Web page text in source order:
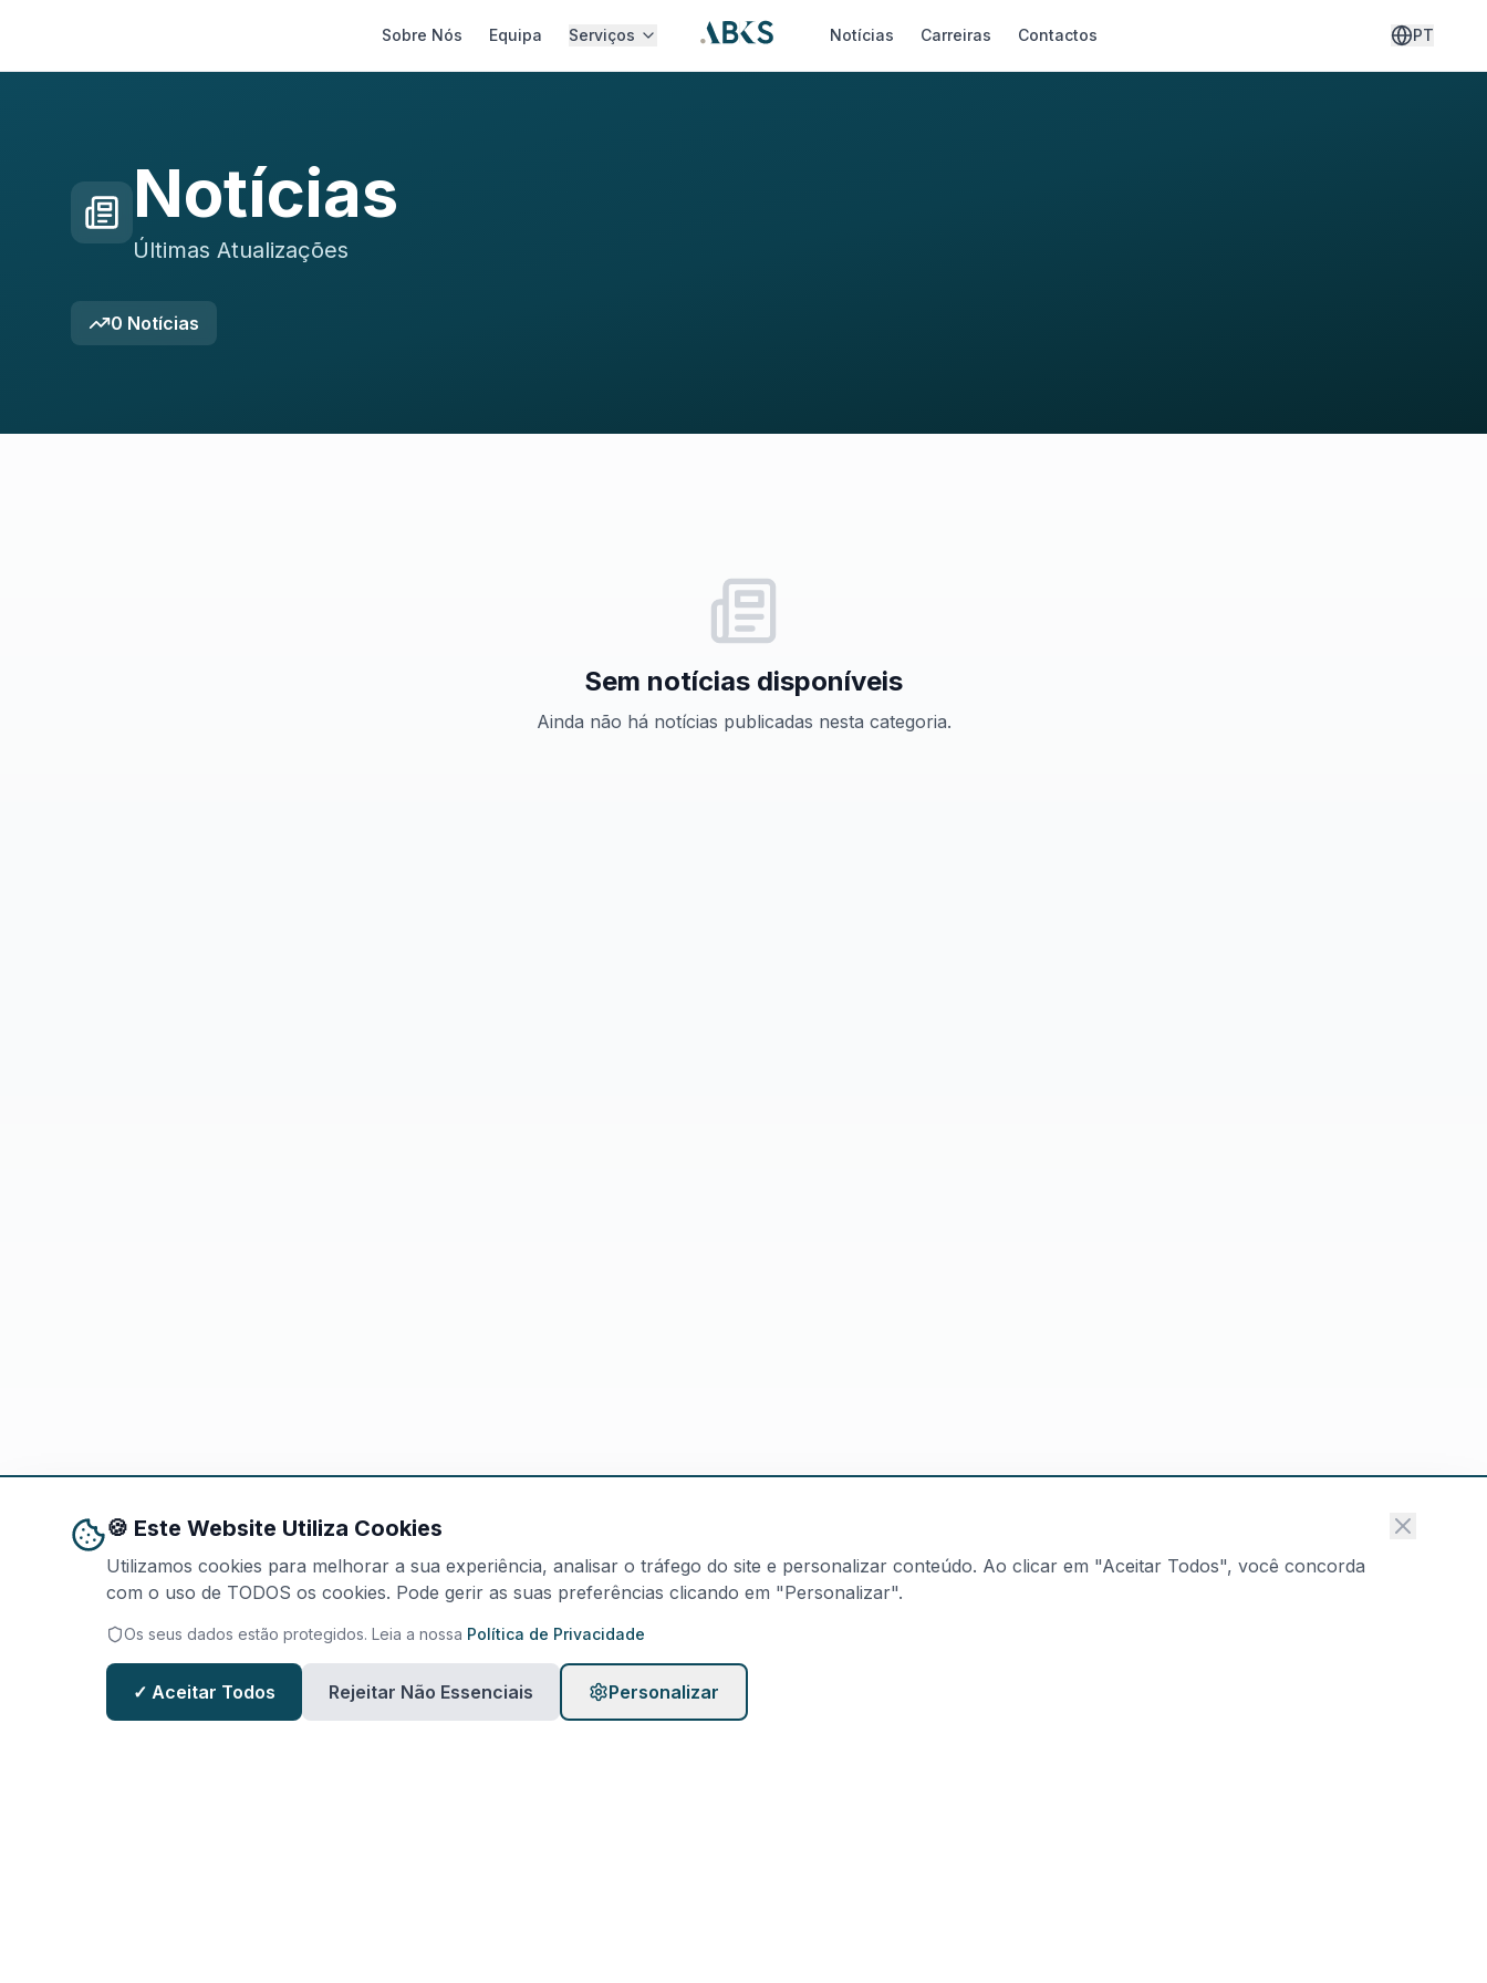
Sobre Nós Equipa Serviços Notícias Carreiras Contactos PT
Notícias
Últimas Atualizações
0 Notícias
Sem notícias disponíveis
Ainda não há notícias publicadas nesta categoria.
🍪 Este Website Utiliza Cookies
Utilizamos cookies para melhorar a sua experiência, analisar o tráfego do site e personalizar conteúdo. Ao clicar em "Aceitar Todos", você concorda
com o uso de TODOS os cookies. Pode gerir as suas preferências clicando em "Personalizar".
Os seus dados estão protegidos. Leia a nossa Política de Privacidade
✓ Aceitar Todos Rejeitar Não Essenciais Personalizar